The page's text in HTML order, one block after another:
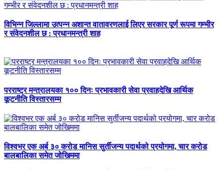
विभिन्न जिल्लामा उत्पन्न अशान्त वातावरणलाई लिएर सरकार पूर्ण रूपमा गम्भीर
र संवेदनशील छ : प्रधानमन्त्री शाह
परराष्ट्र मन्त्रालयका १०० दिनः प्रभावकारी सेवा प्रवाहदेखि आर्थिक
कूटनीति विस्तारसम्म
विश्वभर एक अर्ब ३० करोड मानिस सुर्तीजन्य पदार्थको प्रयोगमा, चार करोड
बालबालिका समेत जोखिममा